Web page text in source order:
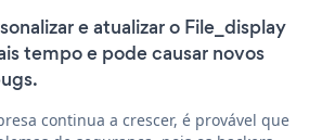
e atualizar o File_display
tempo e pode causar novos
continua a crescer, é provável que